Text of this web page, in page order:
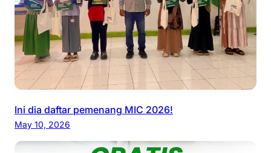
Ini dia daftar pemenang MIC 2026!
May 10, 2026